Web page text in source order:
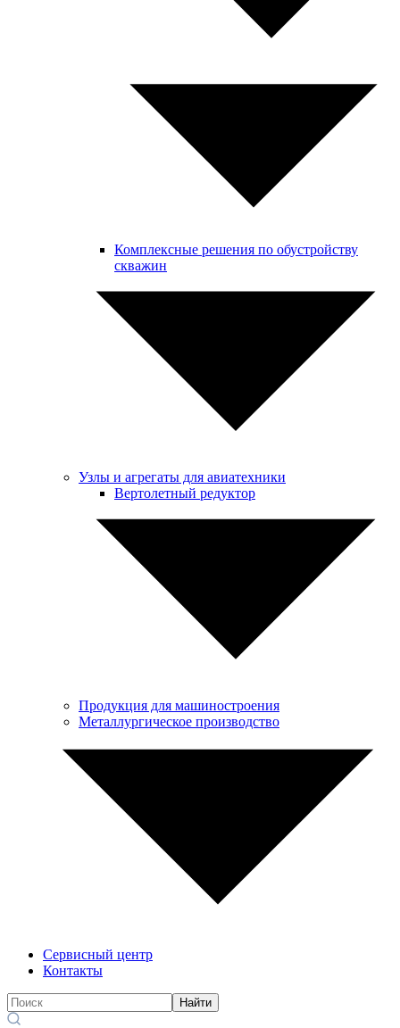
Комплексные решения по обустройству
скважин
Узлы и агрегаты для авиатехники
Вертолетный редуктор
Продукция для машиностроения
Металлургическое производство
Сервисный центр
Контакты
Найти